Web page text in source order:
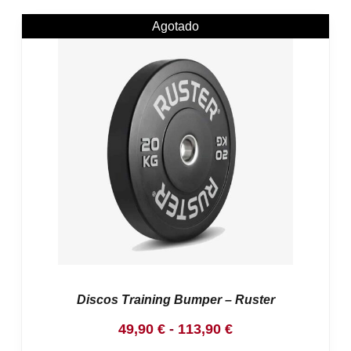
Agotado
Discos Training Bumper – Ruster
49,90 € - 113,90 €Rango